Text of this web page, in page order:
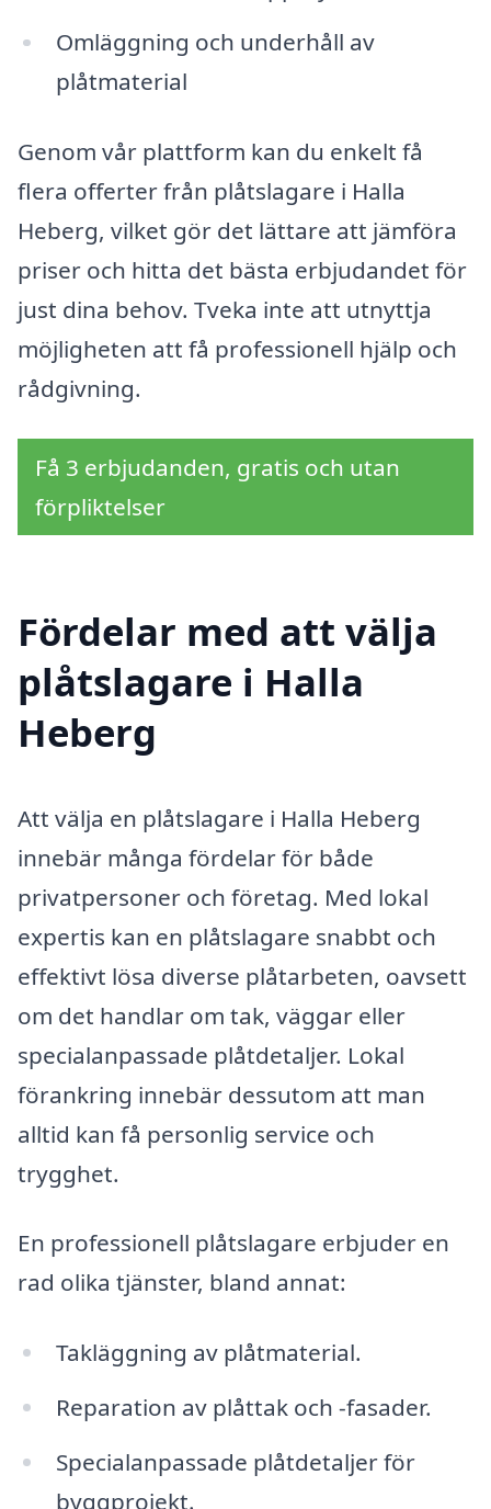
Omläggning och underhåll av
plåtmaterial
Genom vår plattform kan du enkelt få
flera offerter från plåtslagare i Halla
Heberg, vilket gör det lättare att jämföra
priser och hitta det bästa erbjudandet för
just dina behov. Tveka inte att utnyttja
möjligheten att få professionell hjälp och
rådgivning.
Få 3 erbjudanden, gratis och utan
förpliktelser
Fördelar med att välja
plåtslagare i Halla
Heberg
Att välja en plåtslagare i Halla Heberg
innebär många fördelar för både
privatpersoner och företag. Med lokal
expertis kan en plåtslagare snabbt och
effektivt lösa diverse plåtarbeten, oavsett
om det handlar om tak, väggar eller
specialanpassade plåtdetaljer. Lokal
förankring innebär dessutom att man
alltid kan få personlig service och
trygghet.
En professionell plåtslagare erbjuder en
rad olika tjänster, bland annat:
Takläggning av plåtmaterial.
Reparation av plåttak och -fasader.
Specialanpassade plåtdetaljer för
byggprojekt.